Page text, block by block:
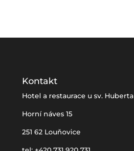
Kontakt
Hotel a restaurace u sv. Huberta
Horní náves 15
251 62 Louňovice